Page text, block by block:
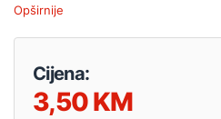
Opširnije
Cijena:
3,50